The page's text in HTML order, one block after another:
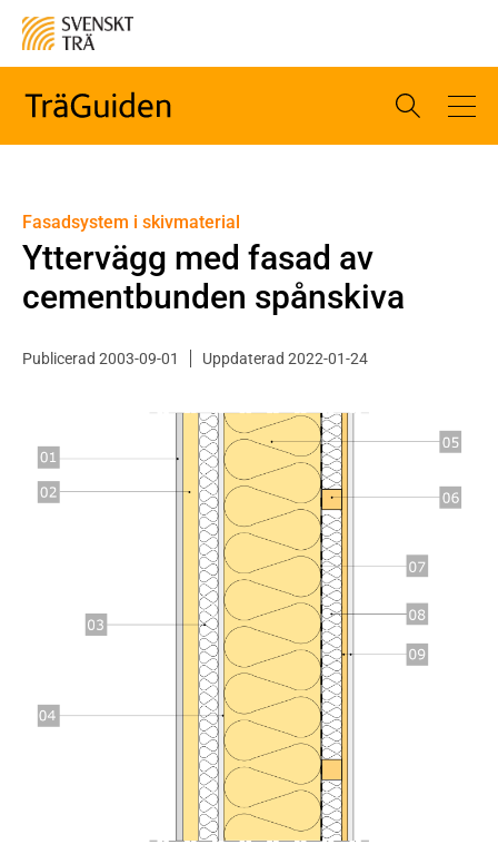
Fasadsystem i skivmaterial
Yttervägg med fasad av
cementbunden spånskiva
Publicerad 2003-09-01 Uppdaterad 2022-01-24